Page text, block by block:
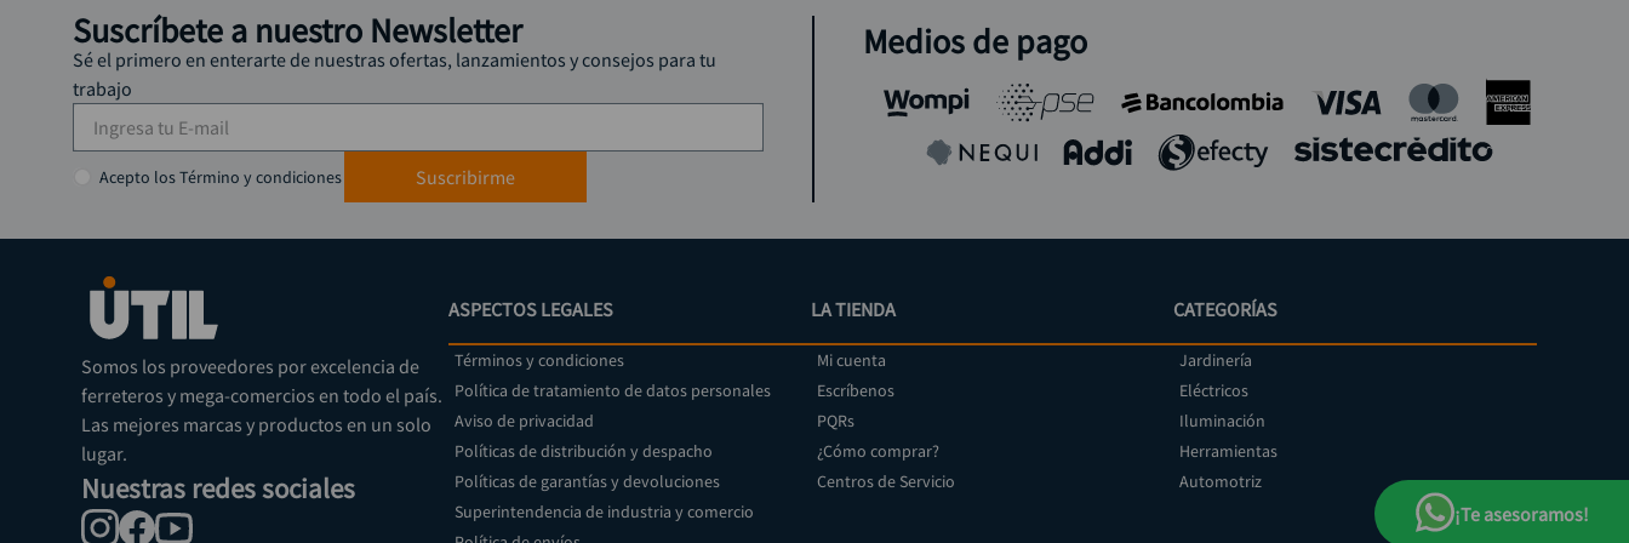
Suscríbete a nuestro Newsletter
Sé el primero en enterarte de nuestras ofertas, lanzamientos y consejos para tu
trabajo
Acepto los Término y condiciones Suscribirme
Medios de pago
Somos los proveedores por excelencia de
ferreteros y mega-comercios en todo el país.
Las mejores marcas y productos en un solo
lugar.
Nuestras redes sociales
ASPECTOS LEGALES
Términos y condiciones
Política de tratamiento de datos personales
Aviso de privacidad
Políticas de distribución y despacho
Políticas de garantías y devoluciones
Superintendencia de industria y comercio
LA TIENDA
Mi cuenta
Escríbenos
PQRs
¿Cómo comprar?
Centros de Servicio
CATEGORÍAS
Jardinería
Eléctricos
Iluminación
Herramientas
Automotriz
¡Te asesoramos!